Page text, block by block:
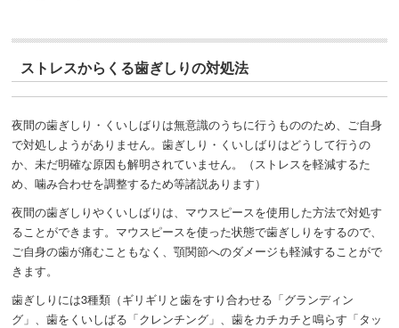
ストレスからくる歯ぎしりの対処法
夜間の歯ぎしり・くいしばりは無意識のうちに行うもののため、ご自身
で対処しようがありません。歯ぎしり・くいしばりはどうして行うの
か、未だ明確な原因も解明されていません。（ストレスを軽減するた
め、噛み合わせを調整するため等諸説あります）
夜間の歯ぎしりやくいしばりは、マウスピースを使用した方法で対処す
ることができます。マウスピースを使った状態で歯ぎしりをするので、
ご自身の歯が痛むこともなく、顎関節へのダメージも軽減することがで
きます。
歯ぎしりには3種類（ギリギリと歯をすり合わせる「グランディン
グ」、歯をくいしばる「クレンチング」、歯をカチカチと鳴らす「タッ